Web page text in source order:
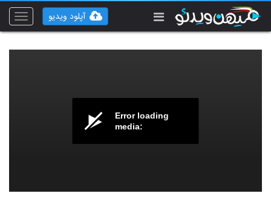
Toggle
آپلود ویدیو
Error loading
media: